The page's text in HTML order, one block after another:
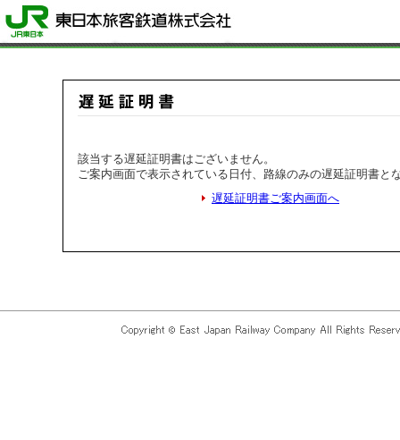
該当する遅延証明書はございません。
ご案内画面で表示されている日付、路線のみの遅延証明書と
遅延証明書ご案内画面へ